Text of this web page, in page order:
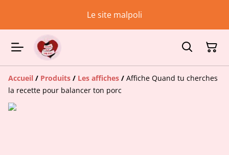
Le site malpoli
Accueil / Produits / Les affiches / Affiche Quand tu cherches
la recette pour balancer ton porc